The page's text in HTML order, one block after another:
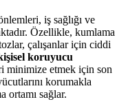
iş sağlığı ve
Özellikle, kumlama
çalışanlar için ciddi
koruyucu
minimize etmek için son
korumakla
ortamı sağlar.